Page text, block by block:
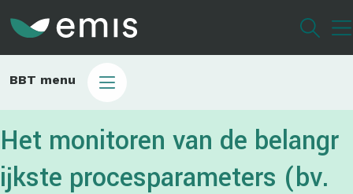
gaan
Main
BBT menu
Het monitoren van de belangr
ijkste procesparameters (bv.